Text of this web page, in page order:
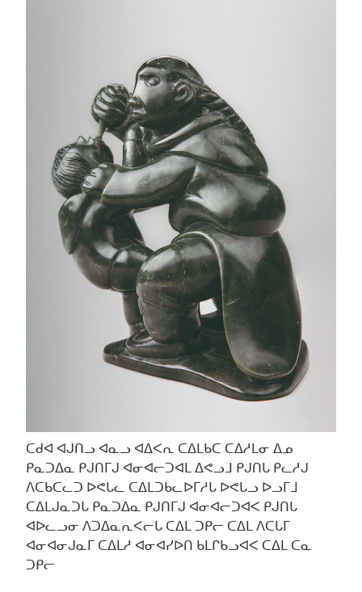
ᑕᑯᐊ ᐊᒍᑎᓗ ᐊᓇᓗ ᐊᐃᐸᕆ ᑕᐃᒪᑲᑕ ᑕᐃᓱᒪᓂ ᐃᓄ
ᑭᓇᑐᐃᓇ ᑭᒍᑎᒥᒍ ᐊᓂᐊᓕᑐᐊᒪ ᐃᕙᓗᒧ ᑭᒍᑎᒐ ᑭᓚᓱᒍ
ᐱᑕᑲᑕᓚᑐ ᐅᕙᒐᓚ ᑕᐃᒪᑐᑲᓚᐅᒥᓱᒐ ᐅᕙᒐᓗ ᐅᓗᒥᒧ
ᑕᐃᒪᒍᓇᑐᒐ ᑭᓇᑐᐃᓇ ᑭᒍᑎᒥᒍ ᐊᓂᐊᓕᑐᐊᐸ ᑭᒍᑎᒐ
ᐊᐅᓚᓗᓂ ᐱᑐᐃᓇᕆᐸᓕᒐ ᑕᐃᒪ ᑐᑭᓕ ᑕᐃᒪ ᐱᑕᒐᒥ
ᐊᓂᐊᓂᒍᓇᒥ ᑕᐃᒪᓱ ᐊᓂᐊᓯᐅᑎ ᑲᒪᒋᑲᓗᐊᐸ ᑕᐃᒪ ᑕᓇ
ᑐᑭᓕ